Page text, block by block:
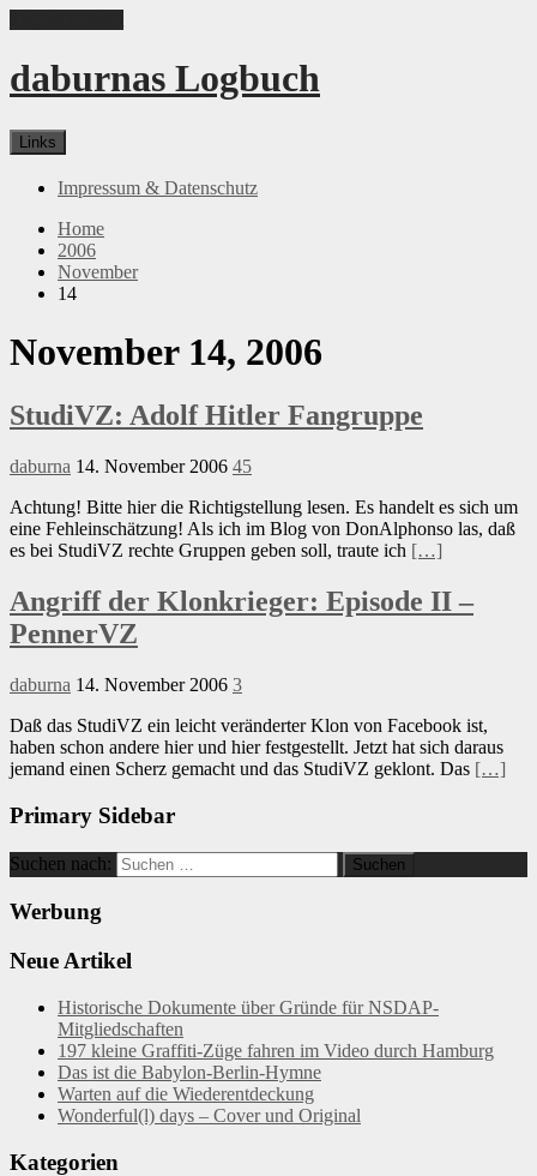
daburnas Logbuch
Links
Impressum & Datenschutz
Home
2006
November
14
November 14, 2006
StudiVZ: Adolf Hitler Fangruppe
daburna 14. November 2006 45
Achtung! Bitte hier die Richtigstellung lesen. Es handelt es sich um
eine Fehleinschätzung! Als ich im Blog von DonAlphonso las, daß
es bei StudiVZ rechte Gruppen geben soll, traute ich […]
Angriff der Klonkrieger: Episode II –
PennerVZ
daburna 14. November 2006 3
Daß das StudiVZ ein leicht veränderter Klon von Facebook ist,
haben schon andere hier und hier festgestellt. Jetzt hat sich daraus
jemand einen Scherz gemacht und das StudiVZ geklont. Das […]
Primary Sidebar
Suchen nach:
Werbung
Neue Artikel
Historische Dokumente über Gründe für NSDAP-
Mitgliedschaften
197 kleine Graffiti-Züge fahren im Video durch Hamburg
Das ist die Babylon-Berlin-Hymne
Warten auf die Wiederentdeckung
Wonderful(l) days – Cover und Original
Kategorien